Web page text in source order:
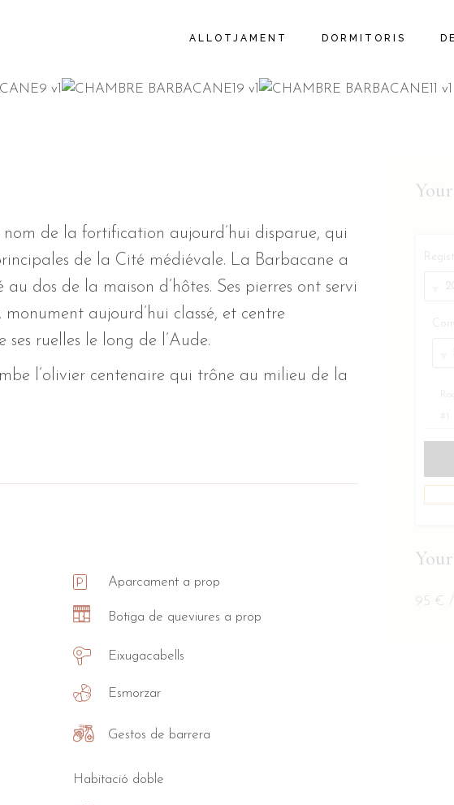
ALLOTJAMENT DORMITORIS
de la fortification aujourd’hui disparue, qui
de la Cité médiévale. La Barbacane a
dos de la maison d’hôtes. Ses pierres ont servi
aujourd’hui classé, et centre
ruelles le long de l’Aude.
l’olivier centenaire qui trône au milieu de la
Aparcament a prop
Botiga de queviures a prop
Eixugacabells
Esmorzar
Gestos de barrera
Habitació doble
95 €